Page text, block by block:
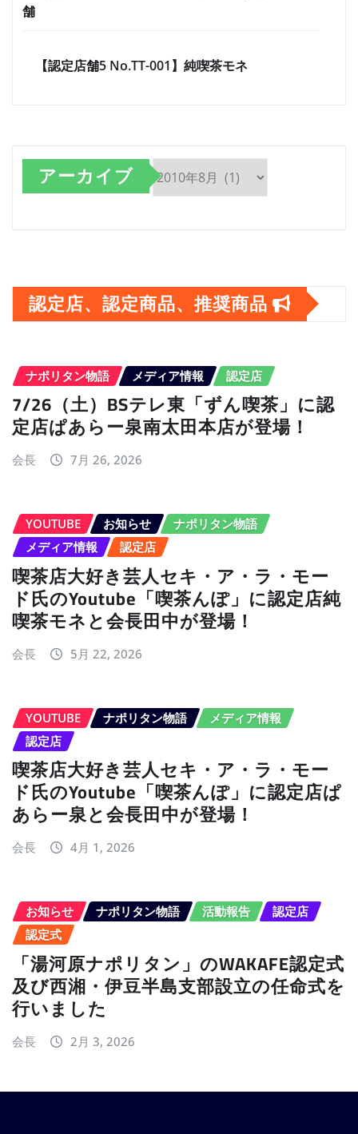
舗
【認定店舗5 No.TT-001】純喫茶モネ
アーカイブ
イ
ブ
認定店、認定商品、推奨商品
ナポリタン物語 メディア情報 認定店
7/26（土）BSテレ東「ずん喫茶」に認
定店ぱあらー泉南太田本店が登場！
会長 7月 26, 2026
YOUTUBE お知らせ
ナポリタン物語
メディア情報
認定店
喫茶店大好き芸人セキ・ア・ラ・モー
ド氏のYoutube「喫茶んぽ」に認定店純
喫茶モネと会長田中が登場！
会長 5月 22, 2026
YOUTUBE ナポリタン物語
メディア情報
認定店
喫茶店大好き芸人セキ・ア・ラ・モー
ド氏のYoutube「喫茶んぽ」に認定店ぱ
あらー泉と会長田中が登場！
会長 4月 1, 2026
お知らせ ナポリタン物語 活動報告
認定店
認定式
「湯河原ナポリタン」のWAKAFE認定式
及び西湘・伊豆半島支部設立の任命式を
行いました
会長 2月 3, 2026